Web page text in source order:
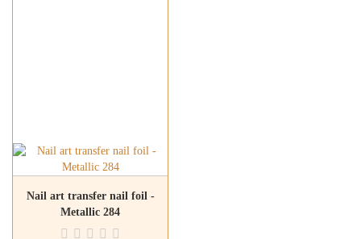
Nail art transfer nail foil -
Metallic 284